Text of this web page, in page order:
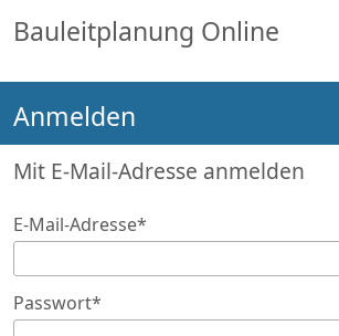
Sprungmenü
Direkt
Hauptnavigation
springen
Direkt
Inhalt
springen
Direkt
springen
Bauleitplanung Online
Alle Planverfahren
Anmelden
Mit E-Mail-Adresse anmelden
E-Mail-Adresse*
Passwort*